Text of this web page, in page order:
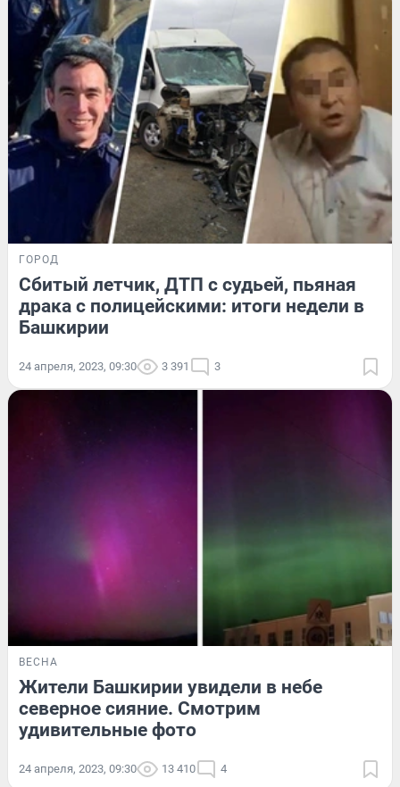
ГОРОД
Сбитый летчик, ДТП с судьей, пьяная
драка с полицейскими: итоги недели в
Башкирии
24 апреля, 2023, 09:30 3 391 3
ВЕСНА
Жители Башкирии увидели в небе
северное сияние. Смотрим
удивительные фото
24 апреля, 2023, 09:30 13 410 4